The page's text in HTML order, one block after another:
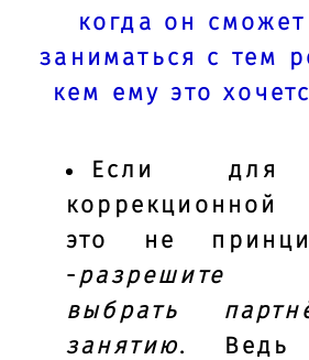
когда он сможет
заниматься с тем
кем ему это
Если для
это не
- разрешите
выбрать
занятию.